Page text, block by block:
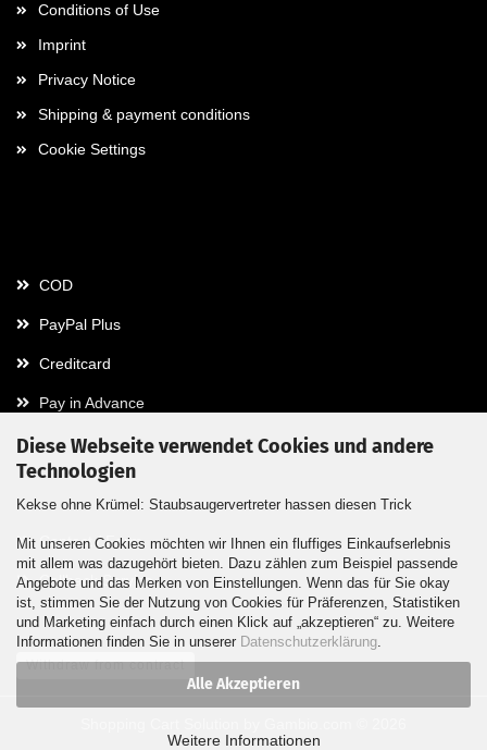
Diese Webseite verwendet Cookies und andere
Technologien
Kekse ohne Krümel: Staubsaugervertreter hassen diesen Trick
Mit unseren Cookies möchten wir Ihnen ein fluffiges Einkaufserlebnis
mit allem was dazugehört bieten. Dazu zählen zum Beispiel passende
Angebote und das Merken von Einstellungen. Wenn das für Sie okay
ist, stimmen Sie der Nutzung von Cookies für Präferenzen, Statistiken
und Marketing einfach durch einen Klick auf „akzeptieren“ zu. Weitere
Informationen finden Sie in unserer Datenschutzerklärung.
Alle Akzeptieren
Weitere Informationen
Conditions of Use
Imprint
Privacy Notice
Shipping & payment conditions
Cookie Settings
COD
PayPal Plus
Creditcard
Pay in Advance
Contact
Contact / Form
Callback Service
Withdraw from contract